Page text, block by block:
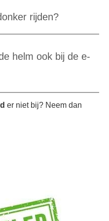
rijden?
helm ook bij de e-
er niet bij? Neem dan